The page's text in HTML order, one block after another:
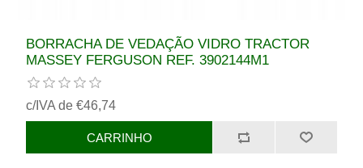
BORRACHA DE VEDAÇÃO VIDRO TRACTOR
MASSEY FERGUSON REF. 3902144M1
c/IVA de €46,74